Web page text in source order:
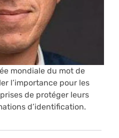
mondiale du mot de
l’importance pour les
de protéger leurs
d’identification.